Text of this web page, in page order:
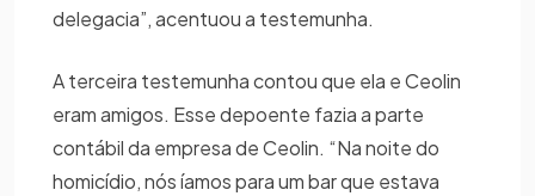
delegacia”, acentuou a testemunha.
A terceira testemunha contou que ela e Ceolin
eram amigos. Esse depoente fazia a parte
contábil da empresa de Ceolin. “Na noite do
homicídio, nós íamos para um bar que estava